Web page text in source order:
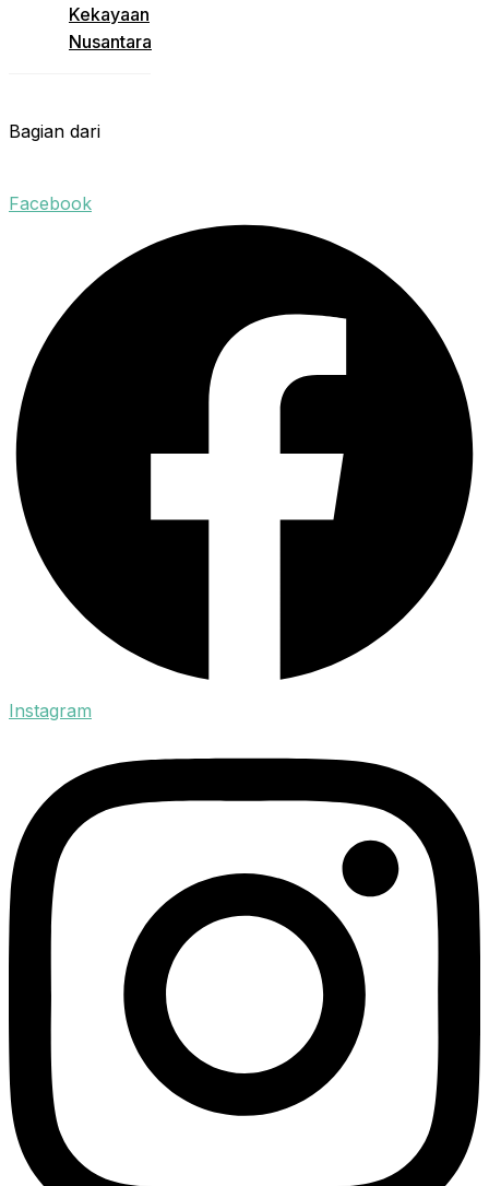
Kekayaan
Nusantara
Bagian dari
Facebook
Instagram